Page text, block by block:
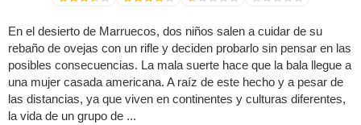
En el desierto de Marruecos, dos niños salen a cuidar de su
rebaño de ovejas con un rifle y deciden probarlo sin pensar en las
posibles consecuencias. La mala suerte hace que la bala llegue a
una mujer casada americana. A raíz de este hecho y a pesar de
las distancias, ya que viven en continentes y culturas diferentes,
la vida de un grupo de ...